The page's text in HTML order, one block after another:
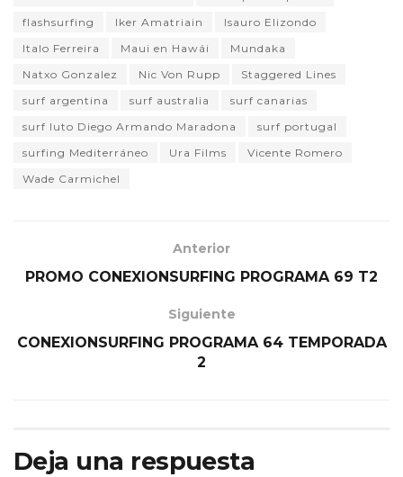
flashsurfing
Iker Amatriain
Isauro Elizondo
Italo Ferreira
Maui en Hawái
Mundaka
Natxo Gonzalez
Nic Von Rupp
Staggered Lines
surf argentina
surf australia
surf canarias
surf luto Diego Armando Maradona
surf portugal
surfing Mediterráneo
Ura Films
Vicente Romero
Wade Carmichel
Anterior
PROMO CONEXIONSURFING PROGRAMA 69 T2
Siguiente
CONEXIONSURFING PROGRAMA 64 TEMPORADA
2
Deja una respuesta